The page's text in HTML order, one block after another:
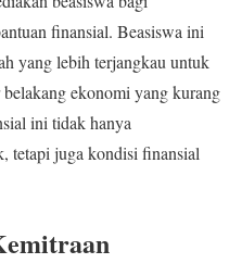
finansial. Beasiswa ini
yang lebih terjangkau untuk
ekonomi yang kurang
ini tidak hanya
tetapi juga kondisi finansial